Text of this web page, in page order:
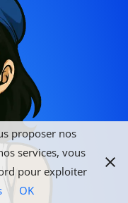
proposer nos
services, vous
pour exploiter
OK